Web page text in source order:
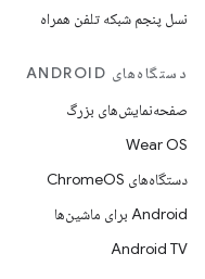
نسل پنجم شبکه تلفن همراه
دستگاه‌های ANDROID
صفحه‌نمایش‌های بزرگ
Wear OS
دستگاه‌های ChromeOS
Android برای ماشین‌ها
Android TV